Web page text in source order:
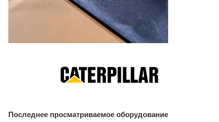
Последнее просматриваемое оборудование